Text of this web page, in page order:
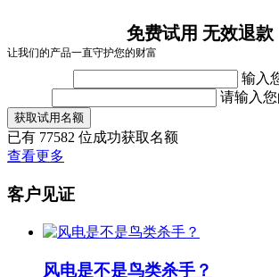
免费试用 无效退款
让我们的产品一直守护您的财富
输入
请输入
获取试用名额
已有 77582 位成功获取名额
查看更多
客户见证
风电是不是鸟类杀手？